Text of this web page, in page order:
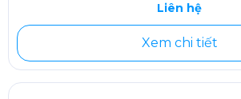
Liên hệ
Xem chi tiết